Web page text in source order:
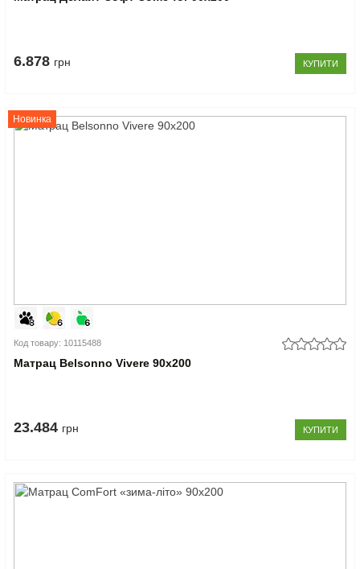
6.878 грн КУПИТИ
Новинка
Код товару: 10115488
Матрац Belsonno Vivere 90x200
23.484 грн КУПИТИ